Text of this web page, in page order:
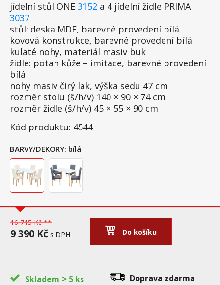
jídelní stůl ONE 3152 a 4 jídelní židle PRIMA
3037
stůl: deska MDF, barevné provedení bílá
kovová konstrukce, barevné provedení bílá
kulaté nohy, materiál masiv buk
židle: potah kůže – imitace, barevné provedení
bílá
nohy masiv čirý lak, výška sedu 47 cm
rozměr stolu (š/h/v) 140 × 90 × 74 cm
rozměr židle (š/h/v) 45 × 55 × 90 cm
Kód produktu: 4544
BARVY/DEKORY: bílá
16 715 Kč **
9 390 Kč s DPH Do košíku
Skladem > 5 ks Doprava zdarma